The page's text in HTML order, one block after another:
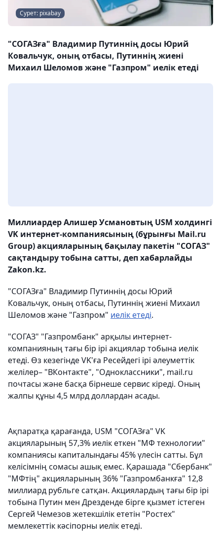
Сурет: pixabay
"СОГАЗға" Владимир Путиннің досы Юрий
Ковальчук, оның отбасы, Путиннің жиені
Михаил Шеломов және "Газпром" иелік етеді
Миллиардер Алишер Усмановтың USM холдингі
VK интернет-компаниясының (бұрынғы Mail.ru
Group) акцияларының бақылау пакетін "СОГАЗ"
сақтандыру тобына сатты, деп хабарлайды
Zakon.kz.
"СОГАЗға" Владимир Путиннің досы Юрий
Ковальчук, оның отбасы, Путиннің жиені Михаил
Шеломов және "Газпром" иелік етеді.
"СОГАЗ" "Газпромбанк" арқылы интернет-
компанияның тағы бір ірі акциялар тобына иелік
етеді. Өз кезегінде VK'ға Ресейдегі ірі әлеуметтік
желілер– "ВКонтакте", "Одноклассники", mail.ru
почтасы және басқа бірнеше сервис кіреді. Оның
жалпы құны 4,5 млрд доллардан асады.
Ақпаратқа қарағанда, USM "СОГАЗға" VK
акцияларының 57,3% иелік еткен "МФ технологии"
компаниясы капиталындағы 45% үлесін сатты. Бұл
келісімнің сомасы ашық емес. Қарашада "Сбербанк"
"МФтің" акцияларының 36% "Газпромбанкға" 12,8
миллиард рубльге сатқан. Акциялардың тағы бір ірі
тобына Путин мен Дрезденде бірге қызмет істеген
Сергей Чемезов жетекшілік ететін "Ростех"
мемлекеттік кәсіпорны иелік етеді.